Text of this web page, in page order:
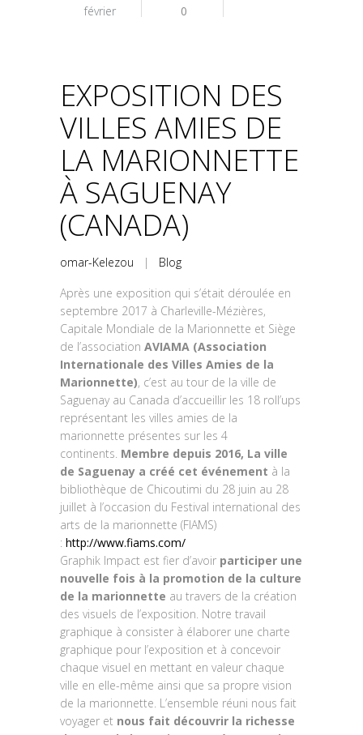
février 0
EXPOSITION DES
VILLES AMIES DE
LA MARIONNETTE
À SAGUENAY
(CANADA)
omar-Kelezou | Blog
Après une exposition qui s’était déroulée en
septembre 2017 à Charleville-Mézières,
Capitale Mondiale de la Marionnette et Siège
de l’association AVIAMA (Association
Internationale des Villes Amies de la
Marionnette), c’est au tour de la ville de
Saguenay au Canada d’accueillir les 18 roll’ups
représentant les villes amies de la
marionnette présentes sur les 4
continents. Membre depuis 2016, La ville
de Saguenay a créé cet événement à la
bibliothèque de Chicoutimi du 28 juin au 28
juillet à l’occasion du Festival international des
arts de la marionnette (FIAMS)
: http://www.fiams.com/
Graphik Impact est fier d’avoir participer une
nouvelle fois à la promotion de la culture
de la marionnette au travers de la création
des visuels de l’exposition. Notre travail
graphique à consister à élaborer une charte
graphique pour l’exposition et à concevoir
chaque visuel en mettant en valeur chaque
ville en elle-même ainsi que sa propre vision
de la marionnette. L’ensemble réuni nous fait
voyager et nous fait découvrir la richesse